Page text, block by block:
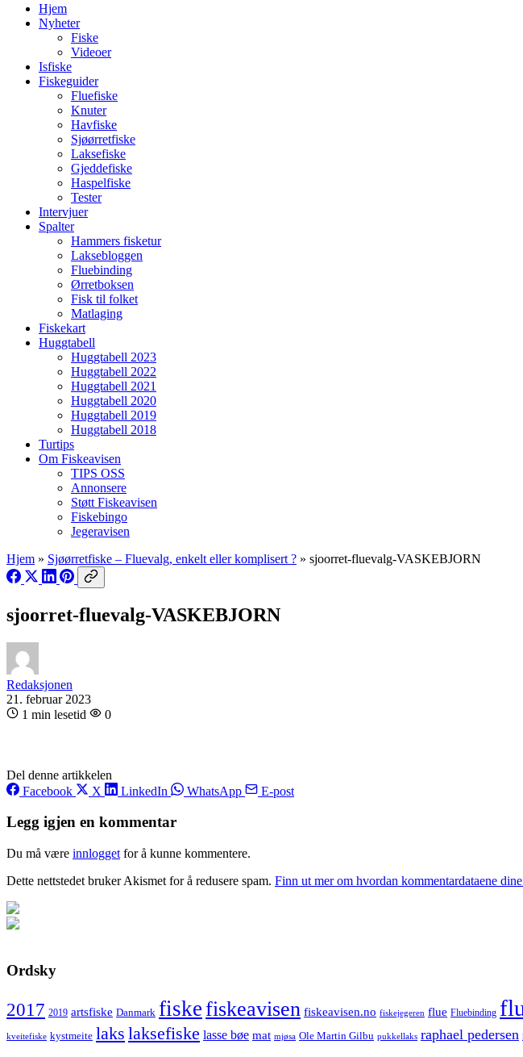
Hjem
Nyheter
Fiske
Videoer
Isfiske
Fiskeguider
Fluefiske
Knuter
Havfiske
Sjøørretfiske
Laksefiske
Gjeddefiske
Haspelfiske
Tester
Intervjuer
Spalter
Hammers fisketur
Laksebloggen
Fluebinding
Ørretboksen
Fisk til folket
Matlaging
Fiskekart
Huggtabell
Huggtabell 2023
Huggtabell 2022
Huggtabell 2021
Huggtabell 2020
Huggtabell 2019
Huggtabell 2018
Turtips
Om Fiskeavisen
TIPS OSS
Annonsere
Støtt Fiskeavisen
Fiskebingo
Jegeravisen
Hjem » Sjøørretfiske – Fluevalg, enkelt eller komplisert ? » sjoorret-fluevalg-VASKEBJORN
sjoorret-fluevalg-VASKEBJORN
Redaksjonen
21. februar 2023
1 min lesetid
0
Del denne artikkelen
Facebook
X LinkedIn WhatsApp E-post
Legg igjen en kommentar
Du må være innlogget for å kunne kommentere.
Dette nettstedet bruker Akismet for å redusere spam. Finn ut mer om hvordan kommentardataene
Ordsky
2017 2019 artsfiske Danmark fiskefiskeavisen fiskeavisen.no fiskejegeren flue Fluebinding
kveitefiske kystmeite laks laksefiske lasse bøe mat mjøsa Ole Martin Gilbu pukkellaks raphael pedersen